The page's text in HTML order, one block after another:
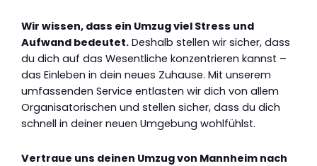
Wir wissen, dass ein Umzug viel Stress und
Aufwand bedeutet. Deshalb stellen wir sicher, dass
du dich auf das Wesentliche konzentrieren kannst –
das Einleben in dein neues Zuhause. Mit unserem
umfassenden Service entlasten wir dich von allem
Organisatorischen und stellen sicher, dass du dich
schnell in deiner neuen Umgebung wohlfühlst.
Vertraue uns deinen Umzug von Mannheim nach